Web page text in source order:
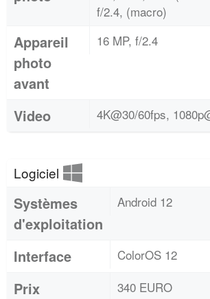
f/2.4, (macro)
Appareil
photo
avant
16 MP, f/2.4
Video 4K@30/60fps,
Logiciel
Systèmes
d'exploitation
Android 12
Interface ColorOS 12
Prix 340 EURO